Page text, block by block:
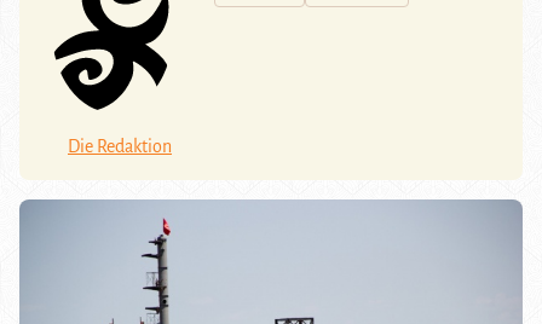
Die Redaktion